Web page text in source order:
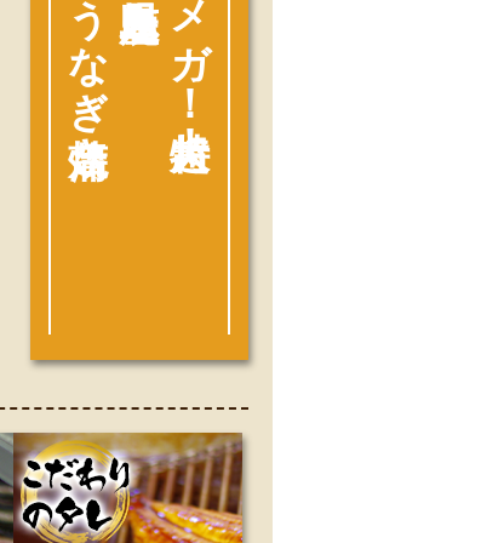
メガ！超特大！
うなぎ蒲焼き